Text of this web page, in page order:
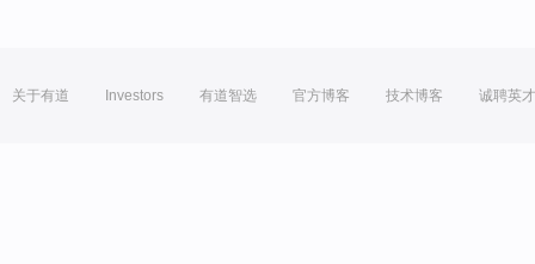
关于有道 Investors 有道智选 官方博客 技术博客 诚聘英才